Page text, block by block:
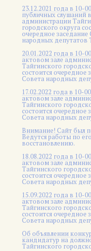
23.12.2021 года в 10-
публичных слушаний
администрации
городского округа
очередное заседание
народных депутатов
20.01.2022 года в 10-
актовом зале
Тайгинского
состоится очередное
Совета народных
17.02.2022 года в 10-
актовом зале
Тайгинского
состоится очередное
Совета народных
Внимание! Сайт был
Ведутся работы по
восстановлению.
18.08.2022 года в 10-
актовом зале
Тайгинского
состоится очередное
Совета народных
15.09.2022 года в 10-
актовом зале
Тайгинского
состоится очередное
Совета народных
Об объявлении
кандидатур на
Тайгинского